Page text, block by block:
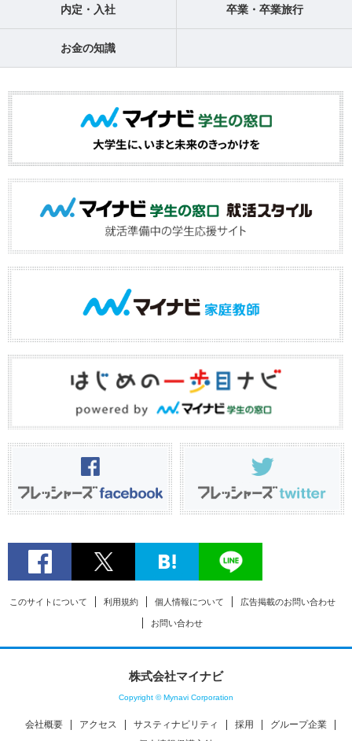
内定・入社 卒業・卒業旅行
お金の知識
このサイトについて 利用規約 個人情報について 広告掲載のお問い合わせ
お問い合わせ
株式会社マイナビ
Copyright © Mynavi Corporation
会社概要 アクセス サスティナビリティ 採用
グループ企業